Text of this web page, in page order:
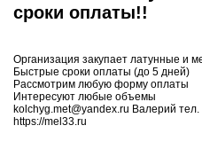
сроки оплаты!!
Организация закупает латунные и
Быстрые сроки оплаты (до 5 дней)
Рассмотрим любую форму оплаты
Интересуют любые объемы
kolchyg.met@yandex.ru Валерий
https://mel33.ru